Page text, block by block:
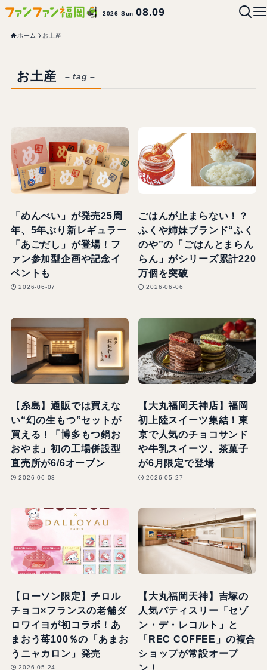
2026 Sun08.09
ホーム お土産
お土産 – tag –
「めんべい」が発売25周
年、5年ぶり新レギュラー
「あごだし」が登場！フ
ァン参加型企画や記念イ
ベントも
2026-06-07
ごはんが止まらない！？
ふくや姉妹ブランド“ふく
のや”の「ごはんとまらん
らん」がシリーズ累計220
万個を突破
2026-06-06
【糸島】通販では買えな
い“幻の生もつ”セットが
買える！「博多もつ鍋お
おやま」初の工場併設型
直売所が6/6オープン
2026-06-03
【大丸福岡天神店】福岡
初上陸スイーツ集結！東
京で人気のチョコサンド
や牛乳スイーツ、茶菓子
が6月限定で登場
2026-05-27
【ローソン限定】チロル
チョコ×フランスの老舗ダ
ロワイヨが初コラボ！あ
まおう苺100％の「あまお
うニャカロン」発売
2026-05-24
【大丸福岡天神】吉塚の
人気パティスリー「セゾ
ン・デ・レコルト」と
「REC COFFEE」の複合
ショップが常設オープ
ン！